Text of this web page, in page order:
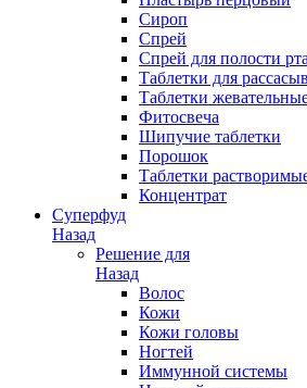
Сироп
Спрей
Спрей для полости рта
Таблетки для
Таблетки
Фитосвеча
Шипучие таблетки
Порошок
Таблетки
Концентрат
Суперфуд
Назад
Решение для
Назад
Волос
Кожи
Кожи головы
Ногтей
Иммунной системы